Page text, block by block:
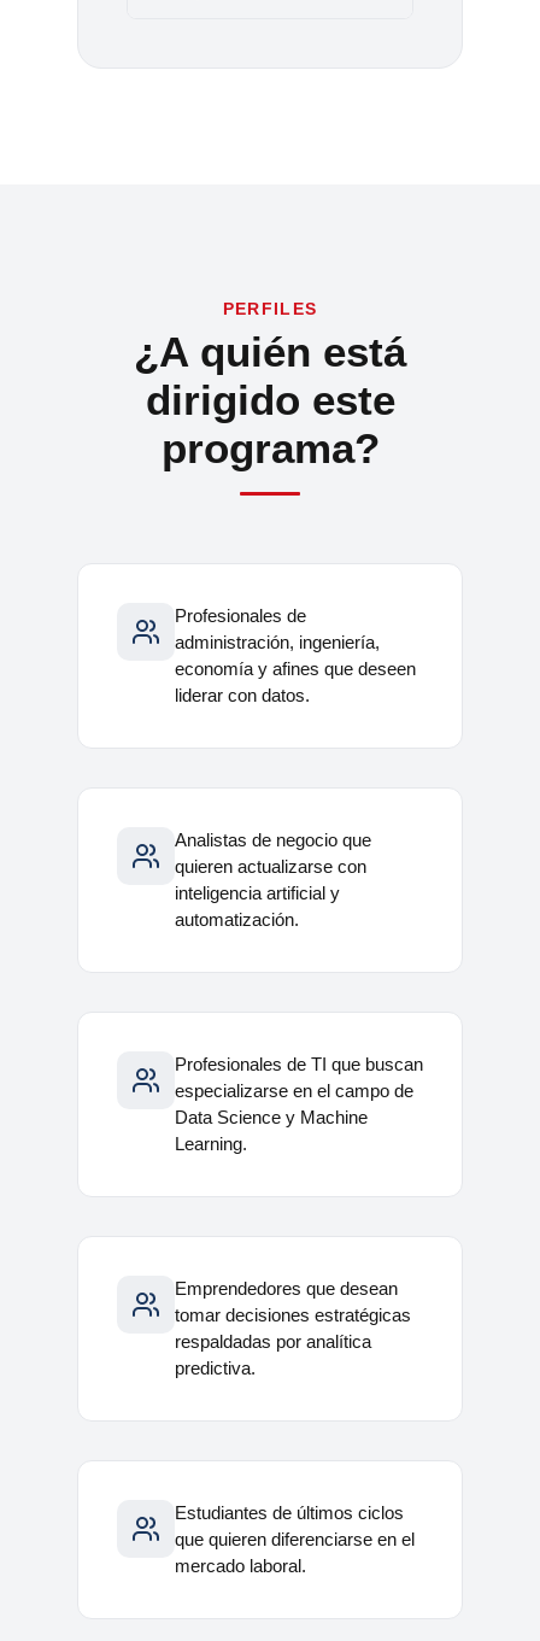
PERFILES
¿A quién está
dirigido este
programa?
Profesionales de
administración, ingeniería,
economía y afines que deseen
liderar con datos.
Analistas de negocio que
quieren actualizarse con
inteligencia artificial y
automatización.
Profesionales de TI que buscan
especializarse en el campo de
Data Science y Machine
Learning.
Emprendedores que desean
tomar decisiones estratégicas
respaldadas por analítica
predictiva.
Estudiantes de últimos ciclos
que quieren diferenciarse en el
mercado laboral.